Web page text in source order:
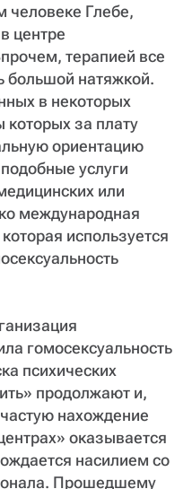
человеке Глебе,
центре
терапией все
большой натяжкой.
в некоторых
которых за плату
ориентацию
услуги
или
международная
используется
гомосексуальность
психических
продолжают и,
нахождение
оказывается
насилием со
Прошедшему